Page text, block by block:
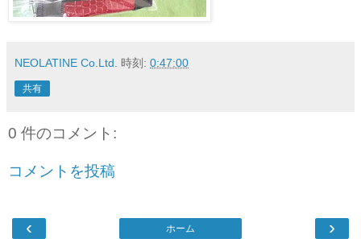
NEOLATINE Co.Ltd. 時刻: 0:47:00
共有
0 件のコメント:
コメントを投稿
‹ ›
ホーム